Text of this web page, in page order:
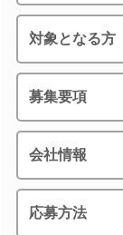
対象となる方
募集要項
会社情報
応募方法